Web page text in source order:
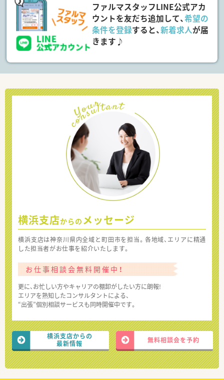
ファルマスタッフLINE公式アカ
ウントを友だち追加して、希望の
条件を登録すると、新着求人が届
きます♪
横浜支店からの メッセージ
横浜支店は神奈川県内全域と町田市を担当。各地域、エリアに精通
した担当者がお仕事を紹介いたします。
お仕事相談会無料開催中！
更に、お忙しい方やキャリアの棚卸がしたい方に朗報!
エリアを熟知したコンサルタントによる、
“出張”個別相談サービスも同時開催中です。
横浜支店からの
最新情報
無料相談会を予約